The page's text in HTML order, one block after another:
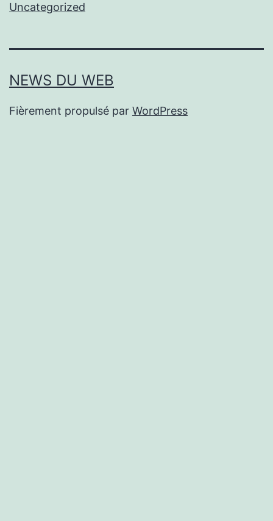
Uncategorized
NEWS DU WEB
Fièrement propulsé par WordPress